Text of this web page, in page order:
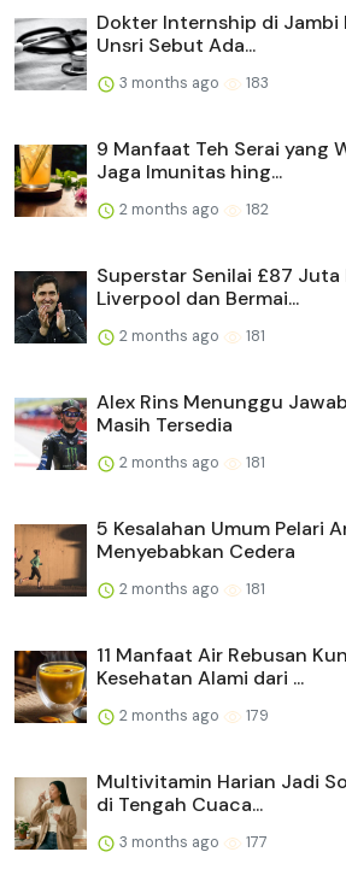
Dokter Internship di Jambi
Unsri Sebut Ada...
3 months ago 183
9 Manfaat Teh Serai yang
Jaga Imunitas hing...
2 months ago 182
Superstar Senilai £87
Liverpool dan Bermai...
2 months ago 181
Alex Rins Menunggu
Masih Tersedia
2 months ago 181
5 Kesalahan Umum Pelari
Menyebabkan Cedera
2 months ago 181
11 Manfaat Air Rebusan
Kesehatan Alami dari ...
2 months ago 179
Multivitamin Harian Jadi
di Tengah Cuaca...
3 months ago 177